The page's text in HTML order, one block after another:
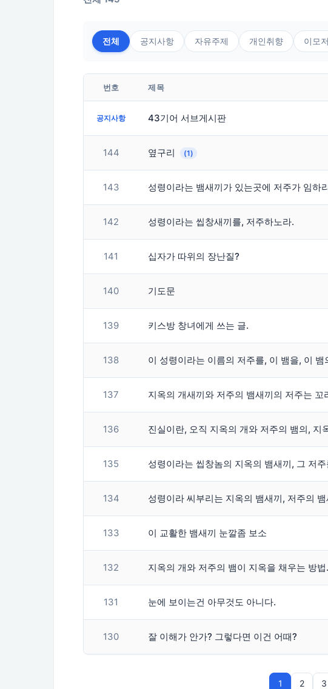
전체 공지사항 자유주제 개인취향 이모
번호 제목
공지사항 43기어 서브게시판
144 옆구리 (1)
143 성령이라는 뱀새끼가 있는곳에 저주가 임하
142 성령이라는 씹창새끼를, 저주하노라.
141 십자가 따위의 장난질?
140 기도문
139 키스방 창녀에게 쓰는 글.
138
137 지옥의 개새끼와 저주의 뱀새끼의 저주는 꼬
136
135
134 성령이라 씨부리는 지옥의 뱀새끼, 저주의 뱀
133 이 교활한 뱀새끼 눈깔좀 보소
132 지옥의 개와 저주의 뱀이 지옥을 채우는 방법.
131 눈에 보이는건 아무것도 아니다.
130 잘 이해가 안가? 그렇다면 이건 어때?
1 2 3